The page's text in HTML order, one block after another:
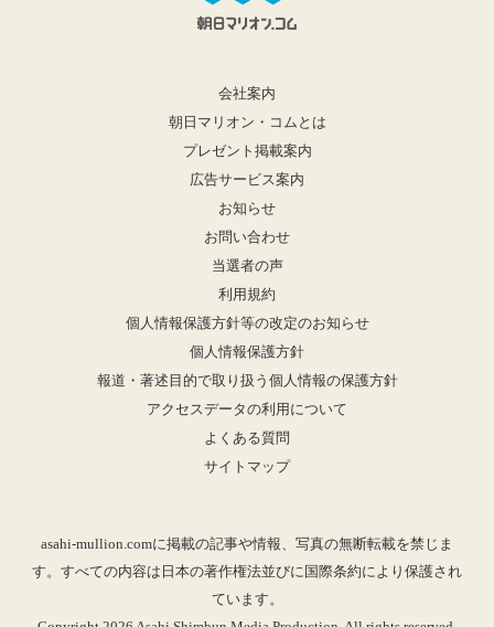
会社案内
朝日マリオン・コムとは
プレゼント掲載案内
広告サービス案内
お知らせ
お問い合わせ
当選者の声
利用規約
個人情報保護方針等の改定のお知らせ
個人情報保護方針
報道・著述目的で取り扱う個人情報の保護方針
アクセスデータの利用について
よくある質問
サイトマップ
asahi-mullion.comに掲載の記事や情報、写真の無断転載を禁じま
す。すべての内容は日本の著作権法並びに国際条約により保護され
ています。